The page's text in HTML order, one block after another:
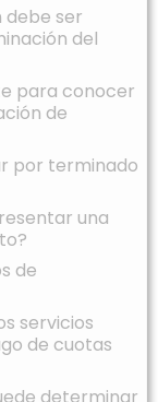
debe ser
del
para conocer
de
por terminado
una
de
servicios
de cuotas